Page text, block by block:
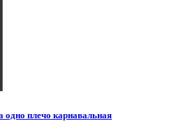
одно плечо карнавальная